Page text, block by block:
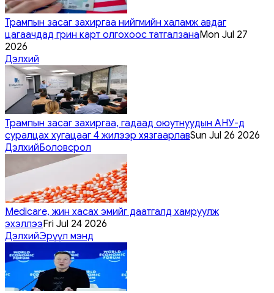
Трампын засаг захиргаа нийгмийн халамж авдаг
цагаачдад грин карт олгохоос татгалзанаMon Jul 27
2026
Дэлхий
Трампын засаг захиргаа, гадаад оюутнуудын АНУ-д
суралцах хугацааг 4 жилээр хязгаарлавSun Jul 26 2026
ДэлхийБоловсрол
Medicare, жин хасах эмийг даатгалд хамруулж
эхэллээFri Jul 24 2026
ДэлхийЭрүүл мэнд